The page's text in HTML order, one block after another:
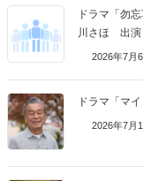
ドラマ「勿
川さほ 出演
2026年7月
ドラマ「マ
2026年7月